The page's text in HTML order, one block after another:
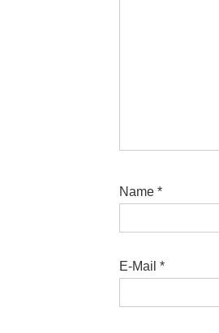
Name *
E-Mail *